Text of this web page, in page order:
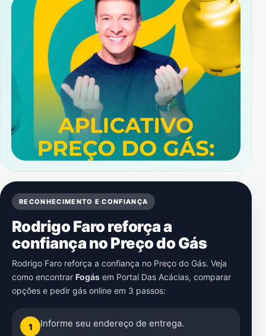
RECONHECIMENTO E CONFIANÇA
Rodrigo Faro reforça a
confiança no Preço do Gás
Rodrigo Faro reforça a confiança no Preço do Gás. Veja
como encontrar Fogás em Portal Das Acácias, comparar
opções e pedir gás online em 3 passos:
1 Informe seu endereço de entrega.